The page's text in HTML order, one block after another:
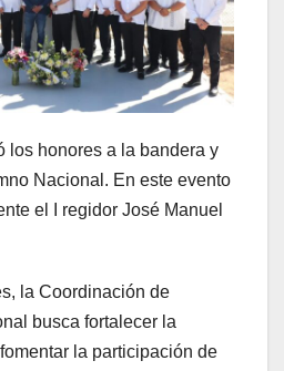
los honores a la bandera y
Nacional. En este evento
el I regidor José Manuel
la Coordinación de
busca fortalecer la
la participación de